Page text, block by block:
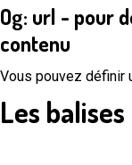
Og: url - pour
contenu
Vous pouvez définir
Les